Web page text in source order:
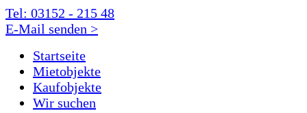
Tel: 03152 - 215 48
E-Mail senden >
Startseite
Mietobjekte
Kaufobjekte
Wir suchen